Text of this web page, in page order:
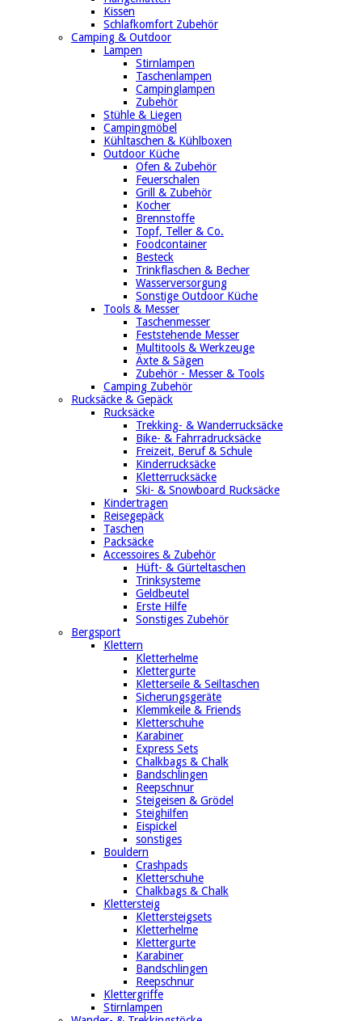
Kissen
Schlafkomfort Zubehör
Camping & Outdoor
Lampen
Stirnlampen
Taschenlampen
Campinglampen
Zubehör
Stühle & Liegen
Campingmöbel
Kühltaschen & Kühlboxen
Outdoor Küche
Ofen & Zubehör
Feuerschalen
Grill & Zubehör
Kocher
Brennstoffe
Topf, Teller & Co.
Foodcontainer
Besteck
Trinkflaschen & Becher
Wasserversorgung
Sonstige Outdoor Küche
Tools & Messer
Taschenmesser
Feststehende Messer
Multitools & Werkzeuge
Äxte & Sägen
Zubehör - Messer & Tools
Camping Zubehör
Rucksäcke & Gepäck
Rucksäcke
Trekking- & Wanderrucksäcke
Bike- & Fahrradrucksäcke
Freizeit, Beruf & Schule
Kinderrucksäcke
Kletterrucksäcke
Ski- & Snowboard Rucksäcke
Kindertragen
Reisegepäck
Taschen
Packsäcke
Accessoires & Zubehör
Hüft- & Gürteltaschen
Trinksysteme
Geldbeutel
Erste Hilfe
Sonstiges Zubehör
Bergsport
Klettern
Kletterhelme
Klettergurte
Kletterseile & Seiltaschen
Sicherungsgeräte
Klemmkeile & Friends
Kletterschuhe
Karabiner
Express Sets
Chalkbags & Chalk
Bandschlingen
Reepschnur
Steigeisen & Grödel
Steighilfen
Eispickel
sonstiges
Bouldern
Crashpads
Kletterschuhe
Chalkbags & Chalk
Klettersteig
Klettersteigsets
Kletterhelme
Klettergurte
Karabiner
Bandschlingen
Reepschnur
Klettergriffe
Stirnlampen